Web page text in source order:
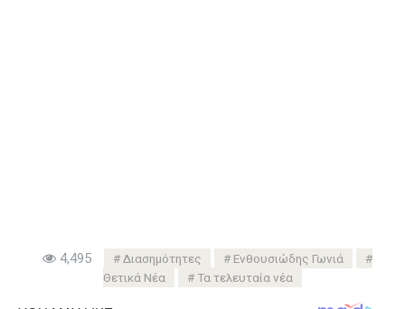
4,495 Διασημότητες
Ενθουσιώδης Γωνιά
Θετικά Νέα
Τα τελευταία νέα